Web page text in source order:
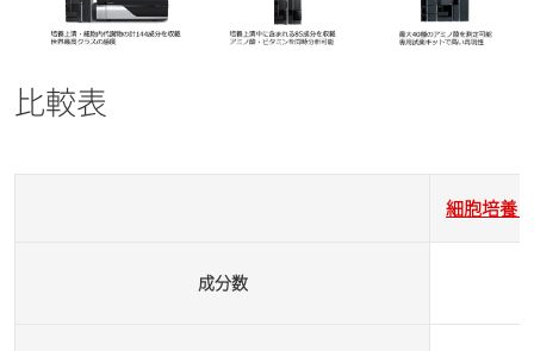
比較表
細胞培養
成分数